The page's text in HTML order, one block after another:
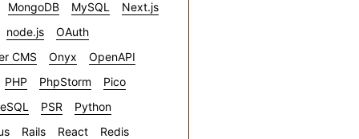
MongoDB MySQL
Next.js
node.js
OAuth
CMS
Onyx
OpenAPI
PHP
PhpStorm
Pico
PSR
Python
Rails React
Redis